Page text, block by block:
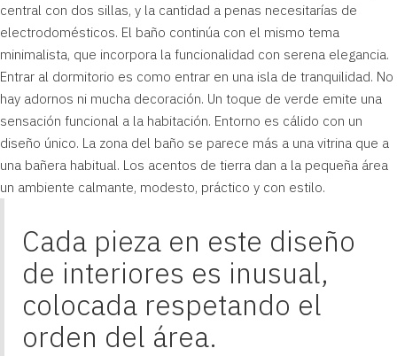
central con dos sillas, y la cantidad a penas necesitarías de
electrodomésticos. El baño continúa con el mismo tema
minimalista, que incorpora la funcionalidad con serena elegancia.
Entrar al dormitorio es como entrar en una isla de tranquilidad. No
hay adornos ni mucha decoración. Un toque de verde emite una
sensación funcional a la habitación. Entorno es cálido con un
diseño único. La zona del baño se parece más a una vitrina que a
una bañera habitual. Los acentos de tierra dan a la pequeña área
un ambiente calmante, modesto, práctico y con estilo.
Cada pieza en este diseño
de interiores es inusual,
colocada respetando el
orden del área.